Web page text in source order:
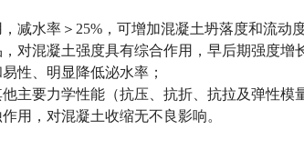
，减水率＞25%，可增加混凝土坍落度和流
对混凝土强度具有综合作用，早后期强度增
性、明显降低泌水率；
他主要力学性能（抗压、抗折、抗拉及弹性模
用，对混凝土收缩无不良影响。